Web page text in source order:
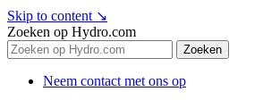
Skip to content ↘
Zoeken op Hydro.com
Zoeken
Neem contact met ons op